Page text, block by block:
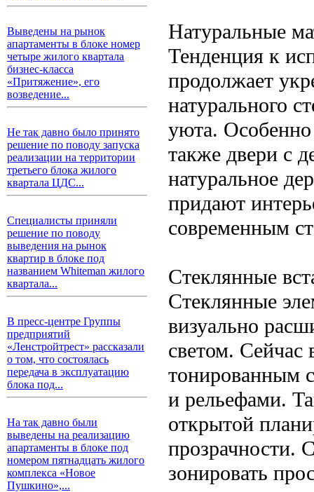
Выведены на рынок
апартаменты в блоке номер
четыре жилого квартала
бизнес-класса
«Притяжение», его
возведение...
Не так давно было принято
решение по поводу запуска
реализации на территории
третьего блока жилого
квартала ЦДС...
Специалисты приняли
решение по поводу
выведения на рынок
квартир в блоке под
названием Whiteman жилого
квартала...
В пресс-центре Группы
предприятий
«Ленстройтрест» рассказали
о том, что состоялась
передача в эксплуатацию
блока под...
На так давно были
выведены на реализацию
апартаменты в блоке под
номером пятнадцать жилого
комплекса «Новое
Пушкино»,...
Натуральные
Тенденция к
продолжает
натурального
уюта. Особенно
также двери с
натуральное
придают
современным
Стеклянные
Стеклянные
визуально
светом.
тонированным
и рельефами.
открытой
прозрачности.
зонировать